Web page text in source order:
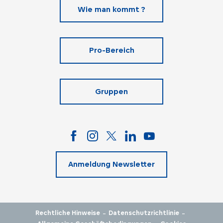
Wie man kommt ?
Pro-Bereich
Gruppen
Anmeldung Newsletter
Rechtliche Hinweise - Datenschutzrichtlinie -